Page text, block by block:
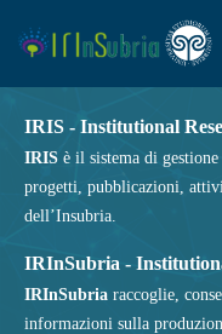
IRIS - Institutional
IRIS è il sistema di
progetti, pubblicazioni,
dell’Insubria.
IRInSubria -
IRInSubria raccoglie,
informazioni sulla